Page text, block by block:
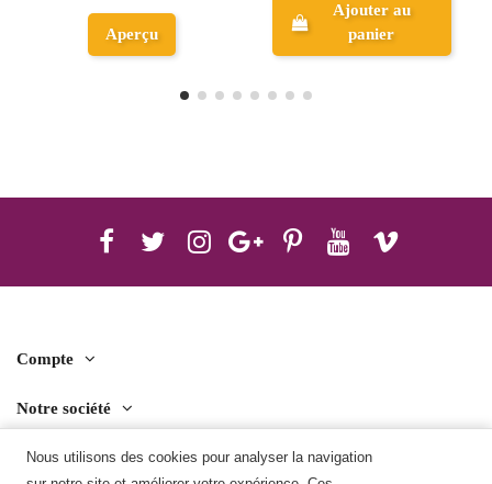
Nous utilisons des cookies pour analyser la navigation
Ajouter au
panier
Aperçu
Compte
Notre société
Contact us